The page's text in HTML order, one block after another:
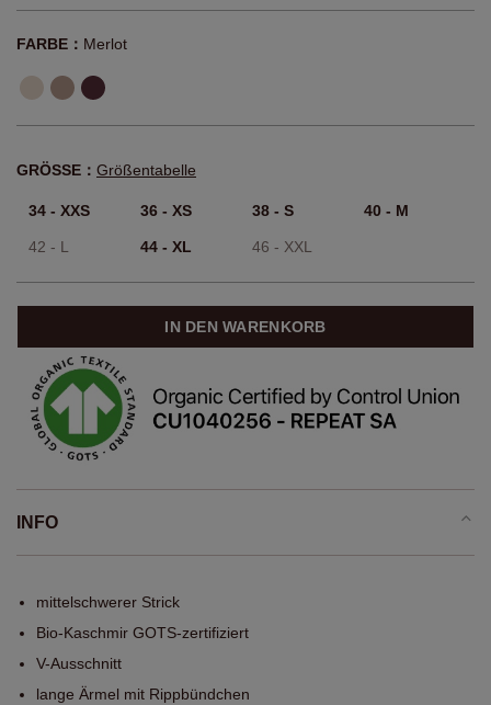
FARBE： Merlot
GRÖSSE： Größentabelle
34 - XXS 36 - XS 38 - S 40 - M
42 - L 44 - XL 46 - XXL
IN DEN WARENKORB
INFO
mittelschwerer Strick
Bio-Kaschmir GOTS-zertifiziert
V-Ausschnitt
lange Ärmel mit Rippbündchen